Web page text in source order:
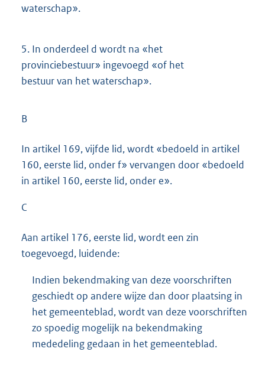
waterschap».
5. In onderdeel d wordt na «het
provinciebestuur» ingevoegd «of het
bestuur van het waterschap».
B
In artikel 169, vijfde lid, wordt «bedoeld in artikel
160, eerste lid, onder f» vervangen door «bedoeld
in artikel 160, eerste lid, onder e».
C
Aan artikel 176, eerste lid, wordt een zin
toegevoegd, luidende:
Indien bekendmaking van deze voorschriften
geschiedt op andere wijze dan door plaatsing in
het gemeenteblad, wordt van deze voorschriften
zo spoedig mogelijk na bekendmaking
mededeling gedaan in het gemeenteblad.